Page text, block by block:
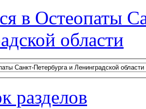
в Остеопаты
области
разделов